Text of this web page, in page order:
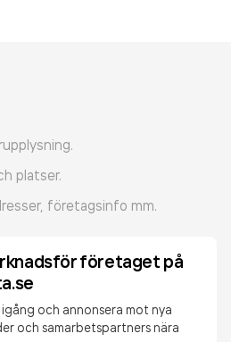
platser.
företagsinfo mm.
företaget på
igång och annonsera mot nya
och samarbetspartners nära